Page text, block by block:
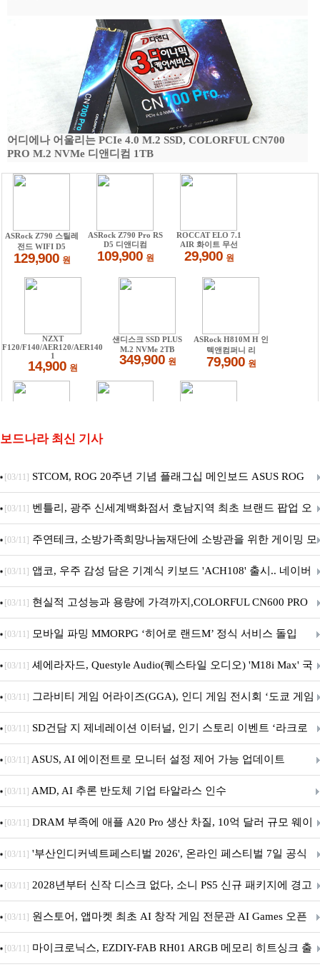
어디에나 어울리는 PCIe 4.0 M.2 SSD, COLORFUL CN700
PRO M.2 NVMe 디앤디컴 1TB
보드나라 최신 기사
[03/11] STCOM, ROG 20주년 기념 플래그십 메인보드 ASUS ROG
Crosshair X870E EDITION 20 국내 출시 예정
[03/11] 벤틀리, 광주 신세계백화점서 호남지역 최초 브랜드 팝업 오
픈
[03/11] 주연테크, 소방가족희망나눔재단에 소방관을 위한 게이밍 모
니터·스마트 펫 침대 기부
[03/11] 앱코, 우주 감성 담은 기계식 키보드 'ACH108' 출시.. 네이버
브랜드데이 기획전 진행
[03/11] 현실적 고성능과 용량에 가격까지,COLORFUL CN600 PRO
M.2 NVMe 디앤디컴 1TB
[03/11] 모바일 파밍 MMORPG ‘히어로 랜드M’ 정식 서비스 돌입
[03/11] 셰에라자드, Questyle Audio(퀘스타일 오디오) 'M18i Max' 국
내 정식 출시
[03/11] 그라비티 게임 어라이즈(GGA), 인디 게임 전시회 ‘도쿄 게임
던전 13’ 참가!
[03/11] SD건담 지 제네레이션 이터널, 인기 스토리 이벤트 ‘라크로
아의 용사’ 재개최 및 풍성한 기념 이벤트 실시!
[03/11] ASUS, AI 에이전트로 모니터 설정 제어 가능 업데이트
[03/11] AMD, AI 추론 반도체 기업 타알라스 인수
[03/11] DRAM 부족에 애플 A20 Pro 생산 차질, 10억 달러 규모 웨이
퍼 대기
[03/11] '부산인디커넥트페스티벌 2026', 온라인 페스티벌 7일 공식
개막... 22일간 진행
[03/11] 2028년부터 신작 디스크 없다, 소니 PS5 신규 패키지에 경고
문 추가
[03/11] 원스토어, 앱마켓 최초 AI 창작 게임 전문관 AI Games 오픈
[03/11] 마이크로닉스, EZDIY-FAB RH01 ARGB 메모리 히트싱크 출